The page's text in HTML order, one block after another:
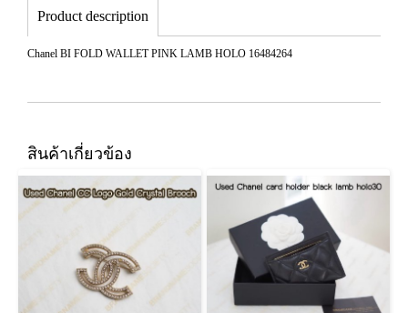
Product description
Chanel BI FOLD WALLET PINK LAMB HOLO 16484264
สินค้าเกี่ยวข้อง